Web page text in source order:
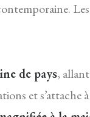
de pays,
et s’attache